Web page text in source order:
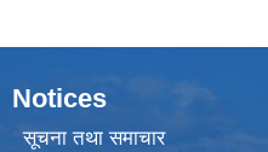
Notices
सूचना तथा समाचार